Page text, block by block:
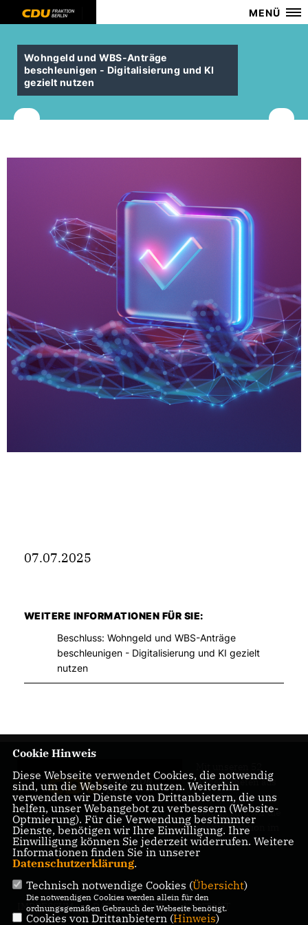
MENÜ
Wohngeld und WBS-Anträge
beschleunigen - Digitalisierung und KI
gezielt nutzen
07.07.2025
WEITERE INFORMATIONEN FÜR SIE:
Beschluss: Wohngeld und WBS-Anträge
beschleunigen - Digitalisierung und KI gezielt
nutzen
Abgeordneten aus
allen Bezirken
Berlins sind wir die
größte Fraktion im
Berliner Abgeordnetenhaus.
IMPRESSUM DATENSCHUTZ KONTAKT
Cookie Hinweis
Diese Webseite verwendet Cookies, die notwendig
sind, um die Webseite zu nutzen. Weiterhin
verwenden wir Dienste von Drittanbietern, die uns
helfen, unser Webangebot zu verbessern (Website-
Optmierung). Für die Verwendung bestimmter
Dienste, benötigen wir Ihre Einwilligung. Ihre
Einwilligung können Sie jederzeit widerrufen. Weitere
Informationen finden Sie in unserer
Datenschutzerklärung.
Technisch notwendige Cookies (Übersicht)
Die notwendigen Cookies werden allein für den
ordnungsgemäßen Gebrauch der Webseite benötigt.
Cookies von Drittanbietern (Hinweis)